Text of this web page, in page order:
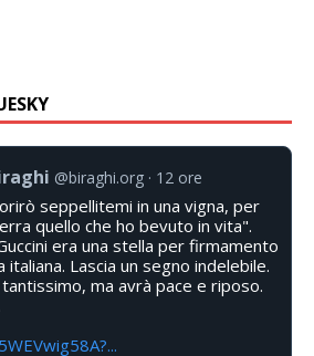
@biraghi.org 12 ore
seppellitemi in una vigna, per
quello che ho bevuto in vita".
era una stella per firmamento
italiana. Lascia un segno indelebile.
ma avrà pace e riposo.